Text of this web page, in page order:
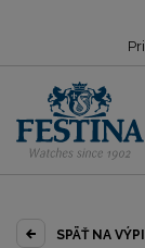
SPÄŤ NA